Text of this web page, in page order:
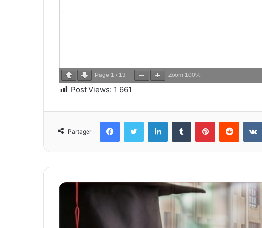
Page 1 / 13 Zoom 100%
Post Views: 1 661
Partager
FacebookTwitter LinkedinTumblr PinterestReddit